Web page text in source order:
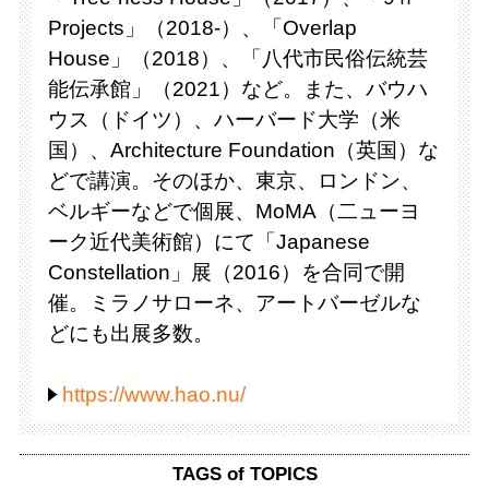
Projects」（2018-）、「Overlap
House」（2018）、「八代市民俗伝統芸
能伝承館」（2021）など。また、バウハ
ウス（ドイツ）、ハーバード大学（米
国）、Architecture Foundation（英国）な
どで講演。そのほか、東京、ロンドン、
ベルギーなどで個展、MoMA（二ューヨ
ーク近代美術館）にて「Japanese
Constellation」展（2016）を合同で開
催。ミラノサローネ、アートバーゼルな
どにも出展多数。
https://www.hao.nu/
TAGS of TOPICS